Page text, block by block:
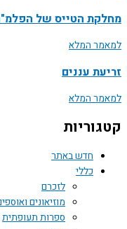
מחלקת הטייס של
למאמר המלא
זריעת עננים
למאמר המלא
קטגוריות
חדש באתר
כללי
לזכרם
מוזיאונים
ספרות תעופתית